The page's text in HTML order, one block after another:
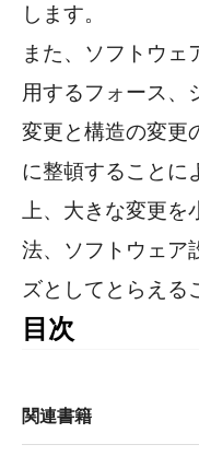
します。
また、ソフトウェ
用するフォース、
変更と構造の変更
に整頓することに
上、大きな変更を
法、ソフトウェア
ズとしてとらえる
目次
はじめに
関連書籍